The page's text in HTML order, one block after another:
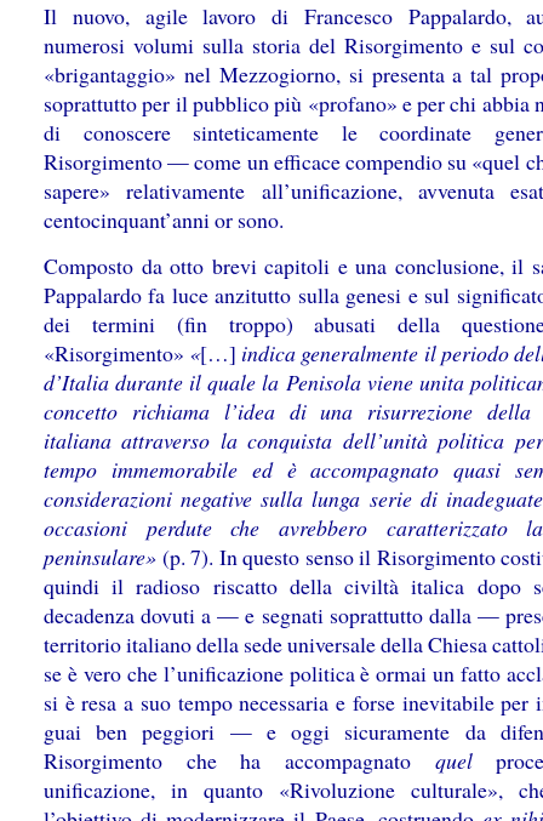
Il nuovo, agile lavoro di Francesco Pappalardo,
numerosi volumi sulla storia del Risorgimento e sul
«brigantaggio» nel Mezzogiorno, si presenta a tal
soprattutto per il pubblico più «profano» e per chi abbia
di conoscere sinteticamente le coordinate
Risorgimento — come un efficace compendio su «quel
sapere» relativamente all’unificazione, avvenuta
centocinquant’anni or sono.
Composto da otto brevi capitoli e una conclusione, il
Pappalardo fa luce anzitutto sulla genesi e sul
dei termini (fin troppo) abusati della
«Risorgimento» «[…] indica generalmente il periodo
d’Italia durante il quale la Penisola viene unita
concetto richiama l’idea di una risurrezione della
italiana attraverso la conquista dell’unità politica
tempo immemorabile ed è accompagnato quasi
considerazioni negative sulla lunga serie di
occasioni perdute che avrebbero caratterizzato
peninsulare» (p. 7). In questo senso il Risorgimento
quindi il radioso riscatto della civiltà italica dopo
decadenza dovuti a — e segnati soprattutto dalla —
territorio italiano della sede universale della Chiesa
se è vero che l’unificazione politica è ormai un fatto
si è resa a suo tempo necessaria e forse inevitabile per
guai ben peggiori — e oggi sicuramente da
Risorgimento che ha accompagnato quel
unificazione, in quanto «Rivoluzione culturale»,